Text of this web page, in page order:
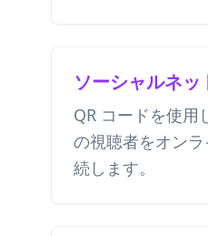
ソーシャルネッ
QR コードを使用
の視聴者をオン
続します。